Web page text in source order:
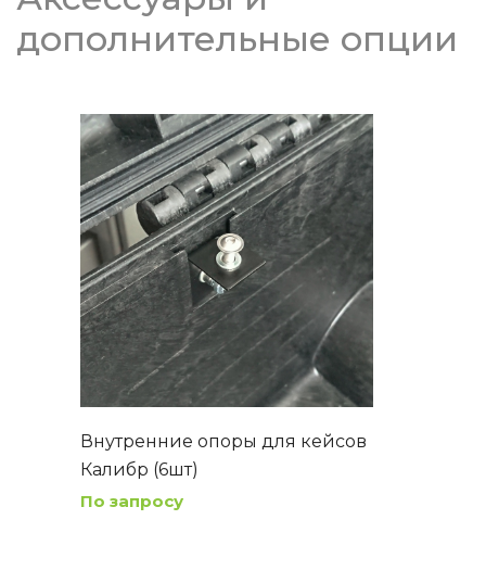
дополнительные опции
Внутренние опоры для кейсов
Калибр (6шт)
По запросу